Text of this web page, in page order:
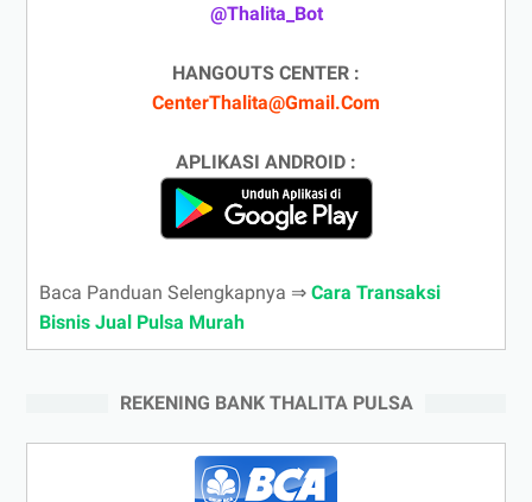
@Thalita_Bot
HANGOUTS CENTER :
CenterThalita@Gmail.Com
APLIKASI ANDROID :
Baca Panduan Selengkapnya ⇒ Cara Transaksi
Bisnis Jual Pulsa Murah
REKENING BANK THALITA PULSA